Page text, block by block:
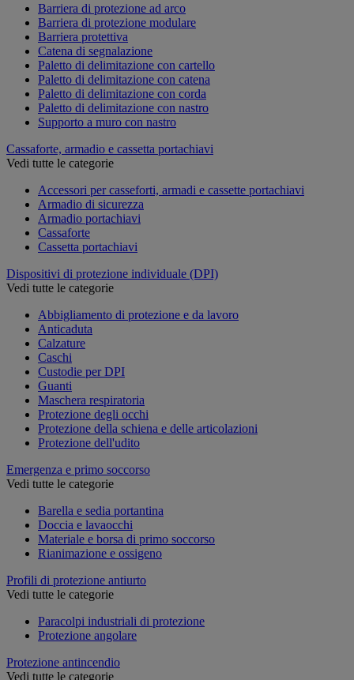
Barriera di protezione ad arco
Barriera di protezione modulare
Barriera protettiva
Catena di segnalazione
Paletto di delimitazione con cartello
Paletto di delimitazione con catena
Paletto di delimitazione con corda
Paletto di delimitazione con nastro
Supporto a muro con nastro
Cassaforte, armadio e cassetta portachiavi
Vedi tutte le categorie
Accessori per casseforti, armadi e cassette portachiavi
Armadio di sicurezza
Armadio portachiavi
Cassaforte
Cassetta portachiavi
Dispositivi di protezione individuale (DPI)
Vedi tutte le categorie
Abbigliamento di protezione e da lavoro
Anticaduta
Calzature
Caschi
Custodie per DPI
Guanti
Maschera respiratoria
Protezione degli occhi
Protezione della schiena e delle articolazioni
Protezione dell'udito
Emergenza e primo soccorso
Vedi tutte le categorie
Barella e sedia portantina
Doccia e lavaocchi
Materiale e borsa di primo soccorso
Rianimazione e ossigeno
Profili di protezione antiurto
Vedi tutte le categorie
Paracolpi industriali di protezione
Protezione angolare
Protezione antincendio
Vedi tutte le categorie